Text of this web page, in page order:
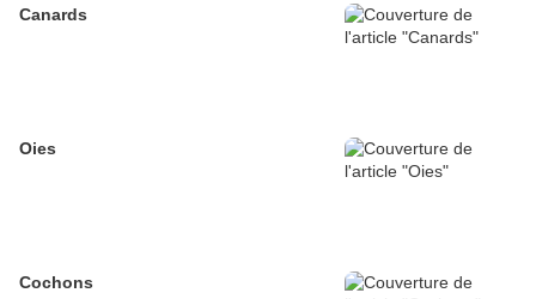
Canards
Oies
Cochons